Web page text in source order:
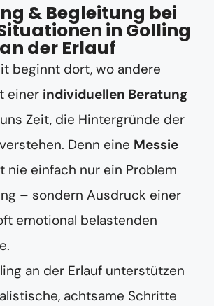
& Begleitung bei
in Golling
an der Erlauf
beginnt dort, wo andere
einer individuellen Beratung
Zeit, die Hintergründe der
Denn eine Messie
nie einfach nur ein Problem
– sondern Ausdruck einer
emotional belastenden
an der Erlauf unterstützen
achtsame Schritte